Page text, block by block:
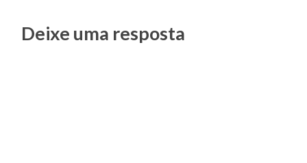
Posts
Deixe uma resposta